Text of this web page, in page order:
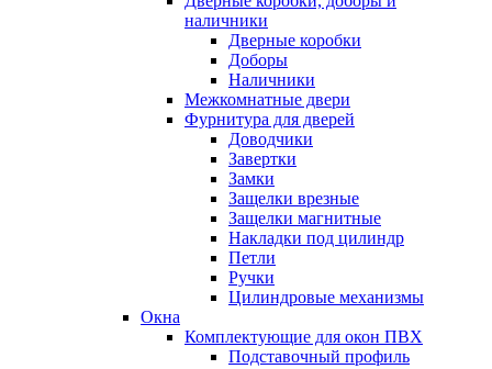
наличники
Дверные коробки
Доборы
Наличники
Межкомнатные двери
Фурнитура для дверей
Доводчики
Завертки
Замки
Защелки врезные
Защелки магнитные
Накладки под цилиндр
Петли
Ручки
Цилиндровые механизмы
Окна
Комплектующие для окон ПВХ
Подставочный профиль